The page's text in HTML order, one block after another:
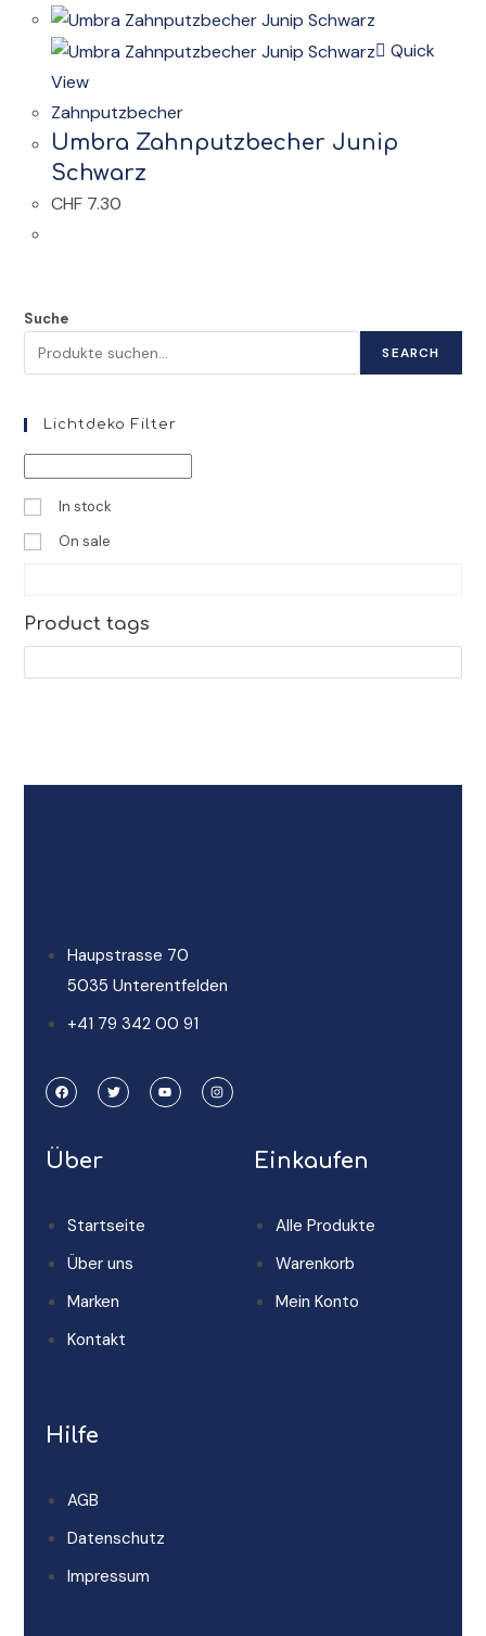
Quick
View
Zahnputzbecher
Umbra Zahnputzbecher Junip
Schwarz
CHF 7.30
Suche
SEARCH
Lichtdeko Filter
In stock
On sale
Product tags
Haupstrasse 70
5035 Unterentfelden
+41 79 342 00 91
Über
Startseite
Über uns
Marken
Kontakt
Einkaufen
Alle Produkte
Warenkorb
Mein Konto
Hilfe
AGB
Datenschutz
Impressum